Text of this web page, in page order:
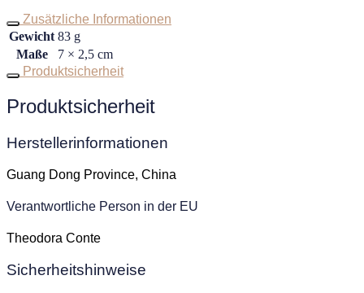
Zusätzliche Informationen
Gewicht 83 g
Maße
7 × 2,5 cm
Produktsicherheit
Produktsicherheit
Herstellerinformationen
Guang Dong Province, China
Verantwortliche Person in der EU
Theodora Conte
Sicherheitshinweise